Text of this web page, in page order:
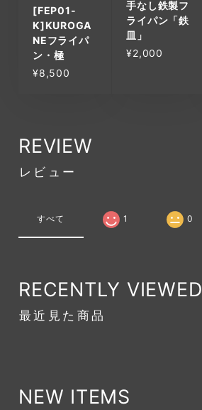
[FEP01-
K]KUROGA
NEフライパ
ン・極
¥8,500
手なし鉄製フ
ライパン「鉄
皿」
¥2,000
REVIEW
レビュー
すべて 1 0
RECENTLY VIEWED
最近見た商品
NEW ITEMS